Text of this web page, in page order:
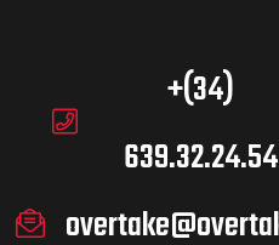
+(34)
639.32.24.54